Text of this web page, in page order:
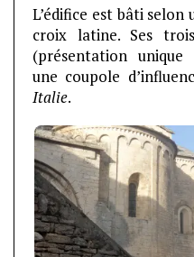
L’édifice est bâti
croix latine. Ses
(présentation
une coupole
Italie.